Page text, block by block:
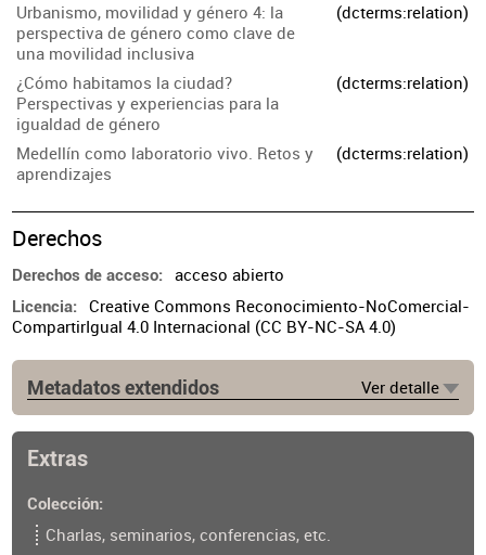
Urbanismo, movilidad y género 4: la
perspectiva de género como clave de
una movilidad inclusiva
(dcterms:relation)
¿Cómo habitamos la ciudad?
Perspectivas y experiencias para la
igualdad de género
(dcterms:relation)
Medellín como laboratorio vivo. Retos y
aprendizajes
(dcterms:relation)
Derechos
Derechos de acceso acceso abierto
Licencia
Creative Commons Reconocimiento-NoComercial-
CompartirIgual 4.0 Internacional (CC BY-NC-SA 4.0)
Metadatos extendidos Ver detalle
Extras
Colección
Charlas, seminarios, conferencias, etc.